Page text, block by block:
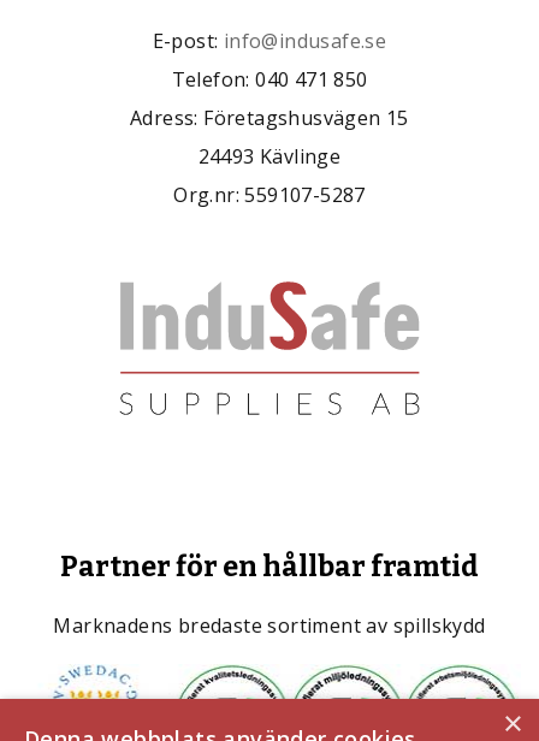
E-post: info@indusafe.se
Telefon: 040 471 850
Adress: Företagshusvägen 15
24493 Kävlinge
Org.nr: 559107-5287
Partner för en hållbar framtid
Marknadens bredaste sortiment av spillskydd
×